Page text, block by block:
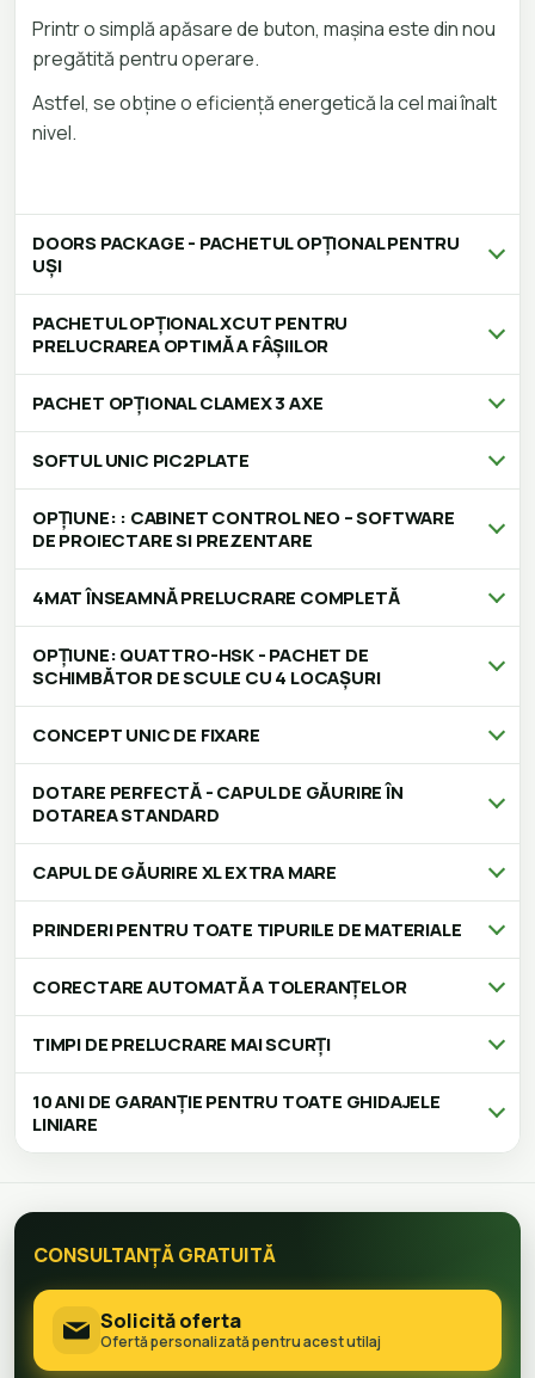
Printr o simplă apăsare de buton, mașina este din nou
pregătită pentru operare.
Astfel, se obține o eficiență energetică la cel mai înalt
nivel.
DOORS PACKAGE - PACHETUL OPȚIONAL PENTRU
UȘI
PACHETUL OPȚIONAL XCUT PENTRU
PRELUCRAREA OPTIMĂ A FÂȘIILOR
PACHET OPȚIONAL CLAMEX 3 AXE
SOFTUL UNIC PIC2PLATE
OPȚIUNE: : CABINET CONTROL NEO – SOFTWARE
DE PROIECTARE SI PREZENTARE
4MAT ÎNSEAMNĂ PRELUCRARE COMPLETĂ
OPȚIUNE: QUATTRO-HSK - PACHET DE
SCHIMBĂTOR DE SCULE CU 4 LOCAȘURI
CONCEPT UNIC DE FIXARE
DOTARE PERFECTĂ - CAPUL DE GĂURIRE ÎN
DOTAREA STANDARD
CAPUL DE GĂURIRE XL EXTRA MARE
PRINDERI PENTRU TOATE TIPURILE DE MATERIALE
CORECTARE AUTOMATĂ A TOLERANȚELOR
TIMPI DE PRELUCRARE MAI SCURȚI
10 ANI DE GARANȚIE PENTRU TOATE GHIDAJELE
LINIARE
CONSULTANȚĂ GRATUITĂ
Solicită oferta
Ofertă personalizată pentru acest utilaj